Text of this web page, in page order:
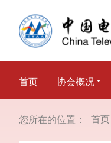
首页 协会概况
您所在的位置： 首页